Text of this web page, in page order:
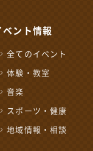
ベント情報
全てのイベント
体験・教室
音楽
スポーツ・健康
地域情報・相談